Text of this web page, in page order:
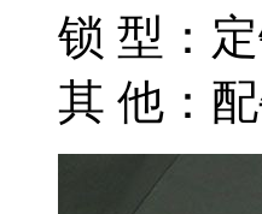
锁 型：
其 他：